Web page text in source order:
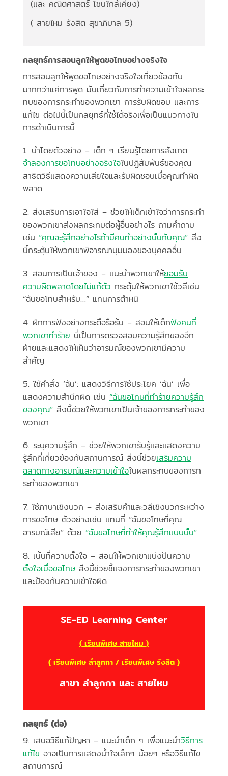
(และ คณิตศาสตร์ โซนใกล้เคียง)
( สายไหม รังสิต สุขาภิบาล 5)
กลยุทธ์การสอนลูกให้พูดขอโทษอย่างจริงใจ
การสอนลูกให้พูดขอโทษอย่างจริงใจเกี่ยวข้องกับ
มากกว่าแค่การพูด มันเกี่ยวกับการทำความเข้าใจผลกระ
ทบของการกระทำของพวกเขา การรับผิดชอบ และการ
แก้ไข ต่อไปนี้เป็นกลยุทธ์ที่ใช้ได้จริงเพื่อเป็นแนวทางใน
การดำเนินการนี้
1. นำโดยตัวอย่าง – เด็ก ๆ เรียนรู้โดยการสังเกต
จำลองการขอโทษอย่างจริงใจในปฏิสัมพันธ์ของคุณ
สาธิตวิธีแสดงความเสียใจและรับผิดชอบเมื่อคุณทำผิด
พลาด
2. ส่งเสริมการเอาใจใส่ – ช่วยให้เด็กเข้าใจว่าการกระทำ
ของพวกเขาส่งผลกระทบต่อผู้อื่นอย่างไร ถามคำถาม
เช่น “คุณจะรู้สึกอย่างไรถ้ามีคนทำอย่างนั้นกับคุณ” สิ่ง
นี้กระตุ้นให้พวกเขาพิจารณามุมมองของบุคคลอื่น
3. สอนการเป็นเจ้าของ – แนะนำพวกเขาให้ยอมรับ
ความผิดพลาดโดยไม่แก้ตัว กระตุ้นให้พวกเขาใช้วลีเช่น
“ฉันขอโทษสำหรับ…” แทนการตำหนิ
4. ฝึกการฟังอย่างกระตือรือร้น – สอนให้เด็กฟังคนที่
พวกเขาทำร้าย นี่เป็นการตรวจสอบความรู้สึกของอีก
ฝ่ายและแสดงให้เห็นว่าอารมณ์ของพวกเขามีความ
สำคัญ
5. ใช้คำสั่ง ‘ฉัน’: แสดงวิธีการใช้ประโยค ‘ฉัน’ เพื่อ
แสดงความสำนึกผิด เช่น “ฉันขอโทษที่ทำร้ายความรู้สึก
ของคุณ” สิ่งนี้ช่วยให้พวกเขาเป็นเจ้าของการกระทำของ
พวกเขา
6. ระบุความรู้สึก – ช่วยให้พวกเขารับรู้และแสดงความ
รู้สึกที่เกี่ยวข้องกับสถานการณ์ สิ่งนี้ช่วยเสริมความ
ฉลาดทางอารมณ์และความเข้าใจในผลกระทบของการก
ระทำของพวกเขา
7. ใช้ภาษาเชิงบวก – ส่งเสริมคำและวลีเชิงบวกระหว่าง
การขอโทษ ตัวอย่างเช่น แทนที่ “ฉันขอโทษที่คุณ
อารมณ์เสีย” ด้วย “ฉันขอโทษที่ทำให้คุณรู้สึกแบบนั้น”
8. เน้นที่ความตั้งใจ – สอนให้พวกเขาแบ่งปันความ
ตั้งใจเมื่อขอโทษ สิ่งนี้ช่วยชี้แจงการกระทำของพวกเขา
และป้องกันความเข้าใจผิด
SE-ED Learning Center
( เรียนพิเศษ สายไหม )
( เรียนพิเศษ ลำลูกกา / เรียนพิเศษ รังสิต )
สาขา ลำลูกกา และ สายไหม
กลยุทธ์ (ต่อ)
9. เสนอวิธีแก้ปัญหา – แนะนำเด็ก ๆ เพื่อแนะนำวิธีการ
แก้ไข อาจเป็นการแสดงน้ำใจเล็กๆ น้อยๆ หรือวิธีแก้ไข
สถานการณ์